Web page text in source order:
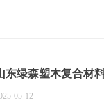
东绿森塑木复合材
05-12